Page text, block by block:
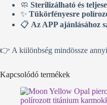
🧼 Sterilizálható és
✨ Tükörfényesre
📋 Az APP ajánlásához
👉 A különbség mindössze
Kapcsolódó termékek